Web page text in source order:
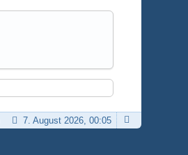
7. August 2026, 00:05